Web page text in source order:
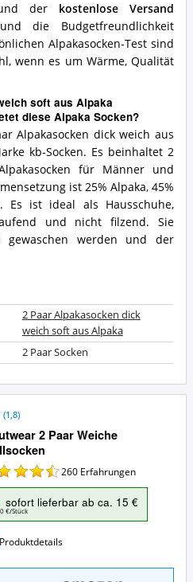
und der kostenlose Versand
die Budgetfreundlichkeit
Alpakasocken-Test sind
wenn es um Wärme, Qualität
soft aus Alpaka
diese Alpaka Socken?
Alpakasocken dick weich aus
kb-Socken. Es beinhaltet 2
für Männer und
ist 25% Alpaka, 45%
Es ist ideal als Hausschuhe,
und nicht filzend. Sie
gewaschen werden und der
2 Paar Alpakasocken dick
weich soft aus Alpaka
2 Paar Socken
2 Paar Weiche
(1,8)
260 Erfahrungen
sofort lieferbar ab ca. 15 €
€/Stück
Produktdetails